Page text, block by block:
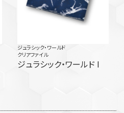
ジュラシック・ワールド
クリアファイル
ジュラシック・ワールド I